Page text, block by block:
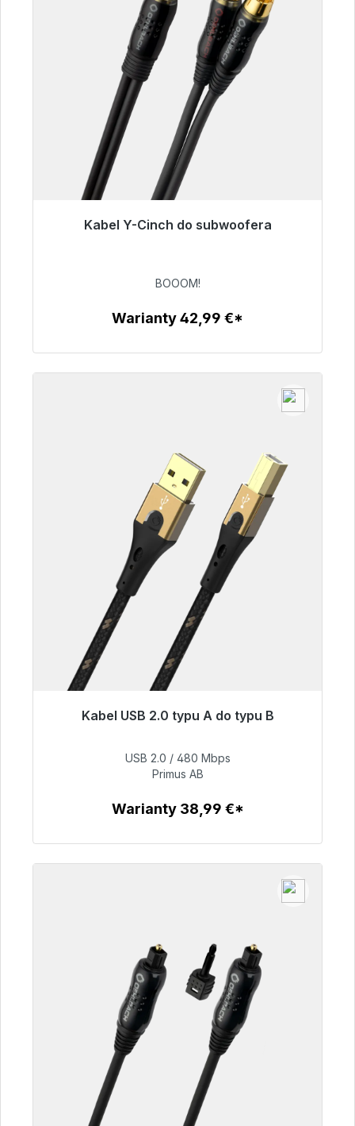
Kabel Y-Cinch do subwoofera
Gotowy do natychmiastowej wysyłki, czas
53,49 €
BOOOM!
Warianty 42,99 €*
Kabel USB 2.0 typu A do typu B
Gotowy do natychmiastowej wysyłki, czas
76,99 €
USB 2.0 / 480 Mbps
Primus AB
Warianty 38,99 €*